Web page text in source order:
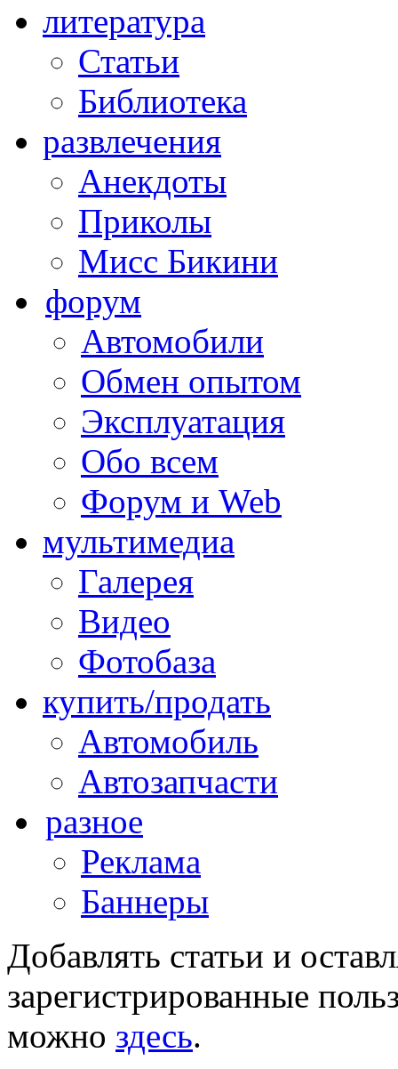
литература
Статьи
Библиотека
развлечения
Анекдоты
Приколы
Мисс Бикини
форум
Автомобили
Обмен опытом
Эксплуатация
Обо всем
Форум и Web
мультимедиа
Галерея
Видео
Фотобаза
купить/продать
Автомобиль
Автозапчасти
разное
Реклама
Баннеры
Добавлять статьи и
зарегистрированные
можно здесь.